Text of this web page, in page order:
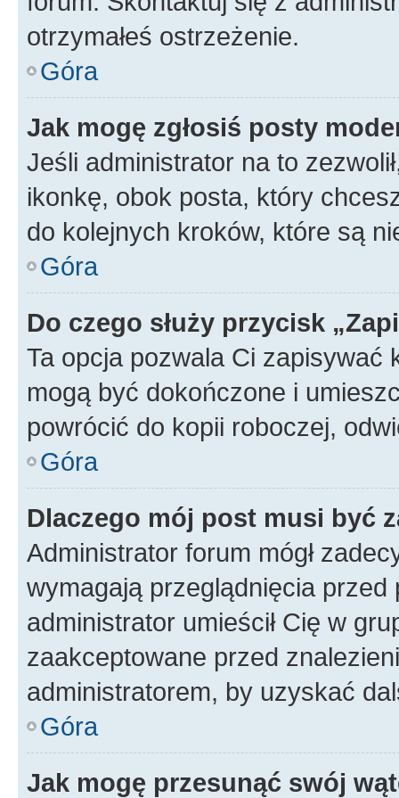
otrzymałeś ostrzeżenie.
Góra
Jak mogę zgłosiś posty
Jeśli administrator na to
ikonkę, obok posta, który
do kolejnych kroków, które są
Góra
Do czego służy przycisk
Ta opcja pozwala Ci zapisywać
mogą być dokończone i
powrócić do kopii roboczej,
Góra
Dlaczego mój post musi być
Administrator forum mógł
wymagają przeglądnięcia
administrator umieścił Cię w
zaakceptowane przed
administratorem, by uzyskać
Góra
Jak mogę przesunąć swój